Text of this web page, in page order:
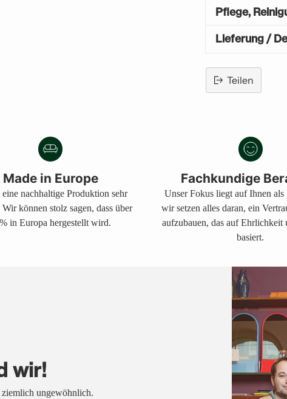
Pflege,
Lieferung /
Teilen
Warenkorb
Made in Europe
nachhaltige Produktion sehr
können stolz sagen, dass über
in Europa hergestellt wird.
Fachkundige
Unser Fokus liegt auf Ihnen
wir setzen alles daran, ein
aufzubauen, das auf Ehrlichkeit
basiert.
wir!
ungewöhnlich.